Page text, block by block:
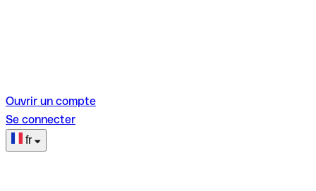
Ouvrir un compte
Se connecter
fr